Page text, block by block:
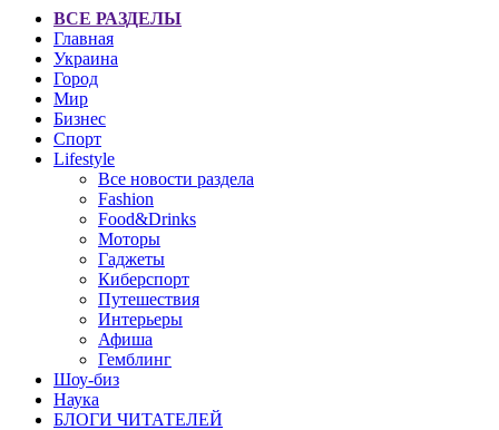
ВСЕ РАЗДЕЛЫ
Главная
Украина
Город
Мир
Бизнес
Спорт
Lifestyle
Все новости раздела
Fashion
Food&Drinks
Моторы
Гаджеты
Киберспорт
Путешествия
Интерьеры
Афиша
Гемблинг
Шоу-биз
Наука
БЛОГИ ЧИТАТЕЛЕЙ